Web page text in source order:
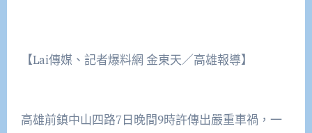
【Lai傳媒、記者爆料網 金東天／高雄報導】
高雄前鎮中山四路7日晚間9時許傳出嚴重車禍，一